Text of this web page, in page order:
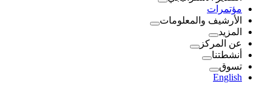
مؤتمرات
الأرشيف والمعلومات
المزيد
عن المركز
أنشطتنا
تسوق
English